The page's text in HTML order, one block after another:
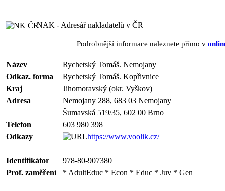
NAK - Adresář nakladatelů v ČR
Podrobnější informace naleznete přímo v
Název
Rychetský Tomáš. Nemojany
Odkaz. forma
Rychetský Tomáš. Kopřivnice
Kraj
Jihomoravský (okr. Vyškov)
Adresa
Nemojany 288, 683 03 Nemojany
Šumavská 519/35, 602 00 Brno
Telefon
603 980 398
Odkazy
https://www.voolik.cz/
Identifikátor
978-80-907380
Prof. zaměření
* AdultEduc * Econ * Educ * Juv * Gen